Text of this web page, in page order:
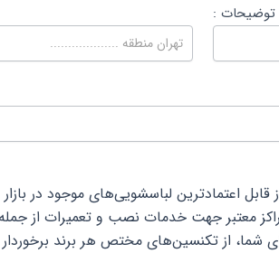
توضیحات :
اعتمادترین لباسشویی‌های موجود در
معتبر جهت خدمات نصب و تعمیرات از جمله
از تکنسین‌های مختص هر برند